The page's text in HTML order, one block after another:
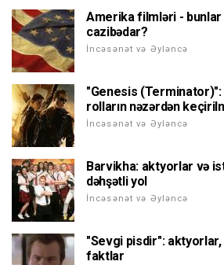
Amerika filmləri - bunlar
cazibədar?
İncəsənət və Əyləncə
"Genesis
rolların nəzərdən
İncəsənət və Əyləncə
Barvikha: aktyorlar və
dəhşətli yol
İncəsənət və Əyləncə
"Sevgi pisdir": aktyorlar,
faktlar